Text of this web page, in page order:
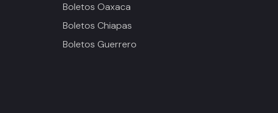
Boletos Oaxaca
Boletos Chiapas
Boletos Guerrero